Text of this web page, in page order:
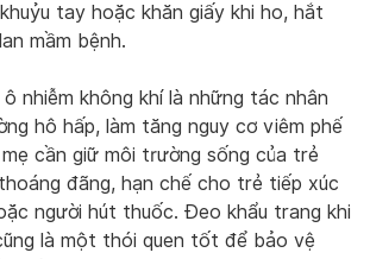
tay hoặc khăn giấy khi ho, hắt
mầm bệnh.
nhiễm không khí là những tác nhân
hô hấp, làm tăng nguy cơ viêm phế
cần giữ môi trường sống của trẻ
đãng, hạn chế cho trẻ tiếp xúc
người hút thuốc. Đeo khẩu trang khi
là một thói quen tốt để bảo vệ